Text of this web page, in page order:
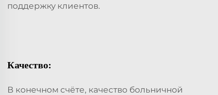
поддержку клиентов.
Качество:
В конечном счёте, качество больничной